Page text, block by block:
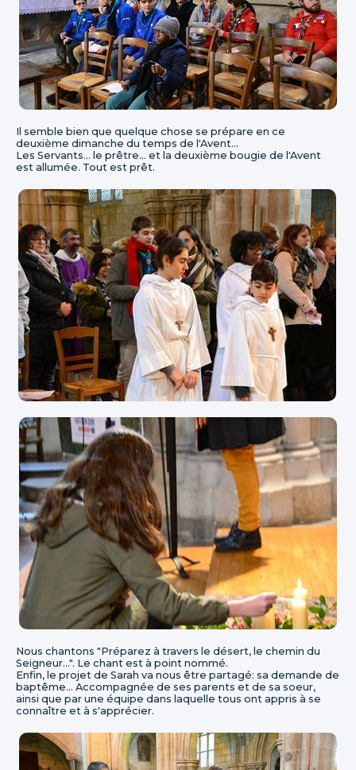
Il semble bien que quelque chose se prépare en ce
deuxième dimanche du temps de l'Avent...
Les Servants... le prêtre... et la deuxième bougie de l'Avent
est allumée. Tout est prêt.
Nous chantons "Préparez à travers le désert, le chemin du
Seigneur...". Le chant est à point nommé.
Enfin, le projet de Sarah va nous être partagé: sa demande de
baptême... Accompagnée de ses parents et de sa soeur,
ainsi que par une équipe dans laquelle tous ont appris à se
connaître et à s'apprécier.